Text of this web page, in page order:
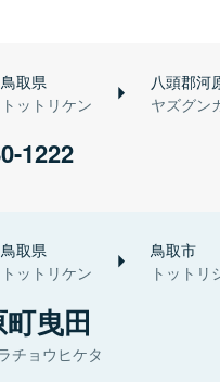
鳥取県
トットリケン
八頭郡河
ヤズグン
1222
鳥取県
トットリケン
鳥取市
トットリ
曳田
チョウヒケタ